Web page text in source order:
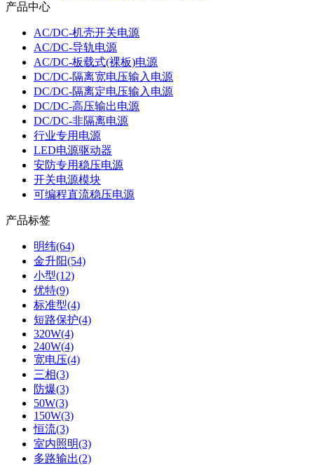
产品中心
AC/DC-机壳开关电源
AC/DC-导轨电源
AC/DC-板载式(裸板)电源
DC/DC-隔离宽电压输入电源
DC/DC-隔离定电压输入电源
DC/DC-高压输出电源
DC/DC-非隔离电源
行业专用电源
LED电源驱动器
安防专用稳压电源
开关电源模块
可编程直流稳压电源
产品标签
明纬(64)
金升阳(54)
小型(12)
优特(9)
标准型(4)
短路保护(4)
320W(4)
240W(4)
宽电压(4)
三相(3)
防爆(3)
50W(3)
150W(3)
恒流(3)
室内照明(3)
多路输出(2)